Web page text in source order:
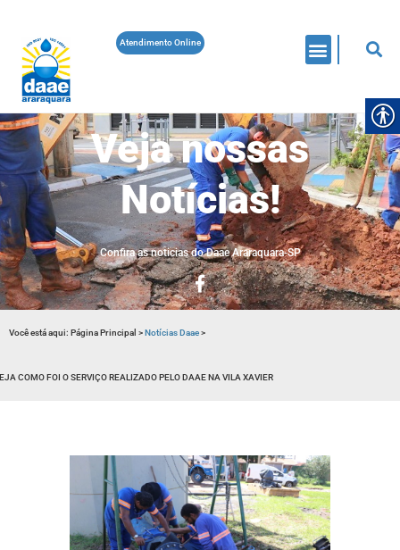
Atendimento Online
Veja nossas
Notícias!
Confira as noticias do Daae Araraquara-SP
Você está aqui: Página Principal >Notícias Daae>
COMO FOI O SERVIÇO REALIZADO PELO DAAE NA VILA XAVIER